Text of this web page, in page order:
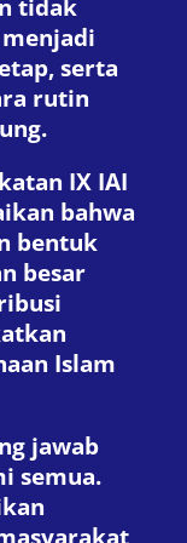
tidak
serta
rutin
IX IAI
bahwa
bentuk
besar
Islam
jawab
semua.